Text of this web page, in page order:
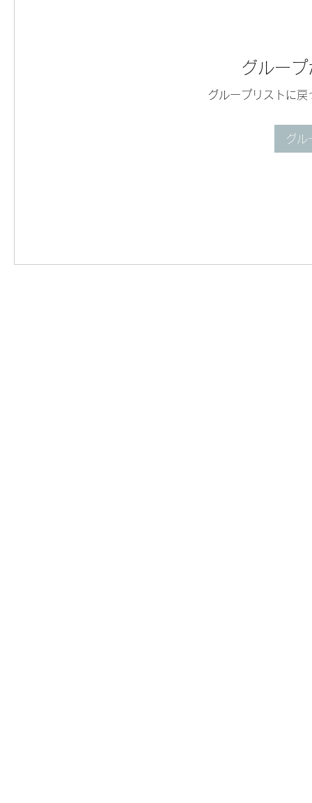
グルー
グループリストに
グル